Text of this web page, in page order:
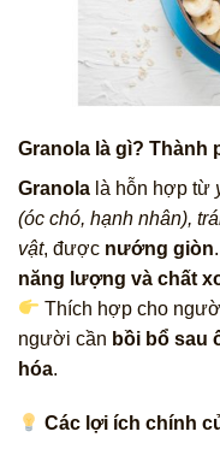
Granola là gì? Thành
Granola là hỗn hợp từ
(óc chó, hạnh nhân),
vật, được nướng giòn
năng lượng và chất
Thích hợp cho
người cần bồi bổ sau
hóa.
Các lợi ích chính